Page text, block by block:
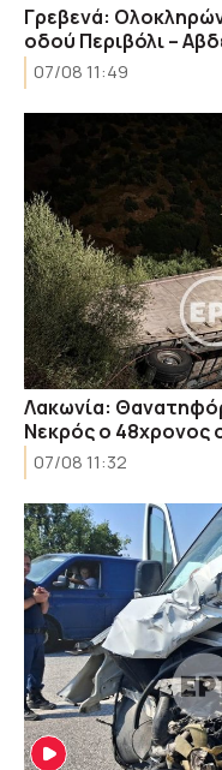
Γρεβενά:
οδού Περιβόλι –
07/08 11:49
Λακωνία:
Νεκρός ο 48χρονος
07/08 11:32